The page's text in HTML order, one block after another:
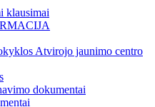
klausimai
Atvirojo jaunimo centro
dokumentai